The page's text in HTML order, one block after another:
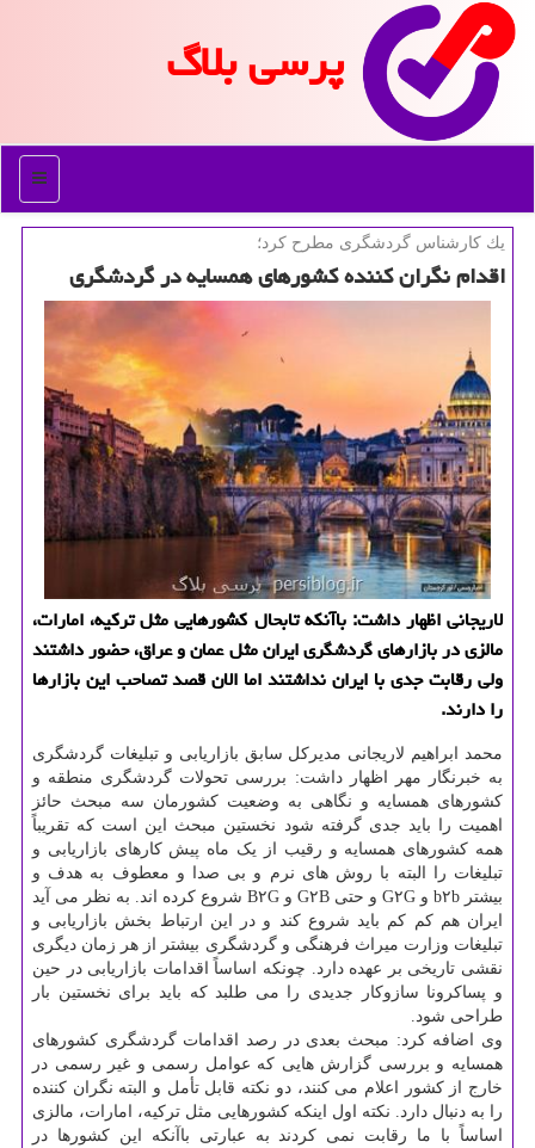
پرسی بلاگ
منو
یك كارشناس گردشگری مطرح كرد؛
اقدام نگران كننده كشورهای همسایه در گردشگری
لاریجانی اظهار داشت: باآنكه تابحال كشورهایی مثل تركیه، امارات،
مالزی در بازارهای گردشگری ایران مثل عمان و عراق، حضور داشتند
ولی رقابت جدی با ایران نداشتند اما الان قصد تصاحب این بازارها
را دارند.
محمد ابراهیم لاریجانی مدیرکل سابق بازاریابی و تبلیغات گردشگری
به خبرنگار مهر اظهار داشت: بررسی تحولات گردشگری منطقه و
کشورهای همسایه و نگاهی به وضعیت کشورمان سه مبحث حائز
اهمیت را باید جدی گرفته شود نخستین مبحث این است که تقریباً
همه کشورهای همسایه و رقیب از یک ماه پیش کارهای بازاریابی و
تبلیغات را البته با روش های نرم و بی صدا و معطوف به هدف و
بیشتر b۲b و G۲G و حتی G۲B و B۲G شروع کرده اند. به نظر می آید
ایران هم کم کم باید شروع کند و در این ارتباط بخش بازاریابی و
تبلیغات وزارت میراث فرهنگی و گردشگری بیشتر از هر زمان دیگری
نقشی تاریخی بر عهده دارد. چونکه اساساً اقدامات بازاریابی در حین
و پساکرونا سازوکار جدیدی را می طلبد که باید برای نخستین بار
طراحی شود.
وی اضافه کرد: مبحث بعدی در رصد اقدامات گردشگری کشورهای
همسایه و بررسی گزارش هایی که عوامل رسمی و غیر رسمی در
خارج از کشور اعلام می کنند، دو نکته قابل تأمل و البته نگران کننده
را به دنبال دارد. نکته اول اینکه کشورهایی مثل ترکیه، امارات، مالزی
اساساً با ما رقابت نمی کردند به عبارتی باآنکه این کشورها در